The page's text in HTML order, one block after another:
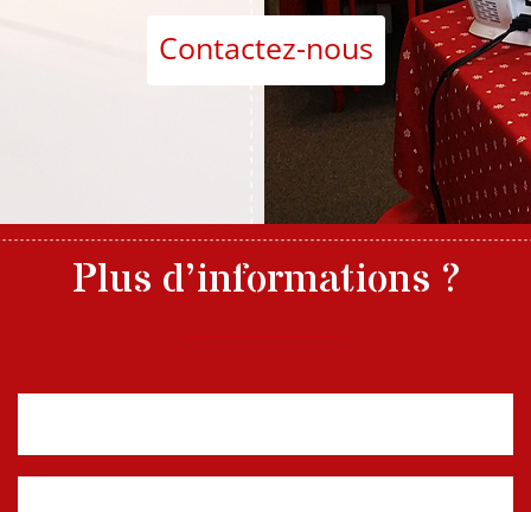
Contactez-nous
Plus d’informations ?